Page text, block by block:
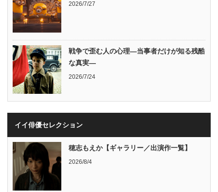
2026/7/27
戦争で歪む人の心理―当事者だけが知る残酷
な真実―
2026/7/24
イイ俳優セレクション
穂志もえか【ギャラリー／出演作一覧】
2026/8/4